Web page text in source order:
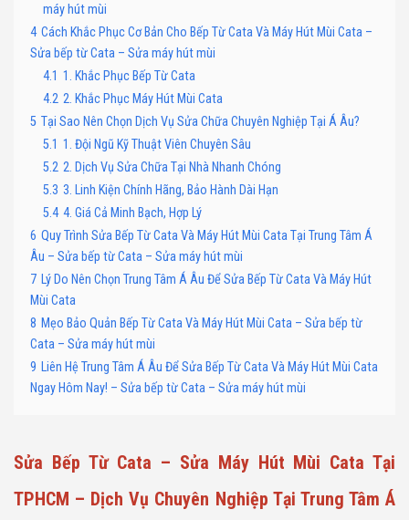
máy hút mùi
4 Cách Khắc Phục Cơ Bản Cho Bếp Từ Cata Và Máy Hút Mùi Cata –
Sửa bếp từ Cata – Sửa máy hút mùi
4.1 1. Khắc Phục Bếp Từ Cata
4.2 2. Khắc Phục Máy Hút Mùi Cata
5 Tại Sao Nên Chọn Dịch Vụ Sửa Chữa Chuyên Nghiệp Tại Á Âu?
5.1 1. Đội Ngũ Kỹ Thuật Viên Chuyên Sâu
5.2 2. Dịch Vụ Sửa Chữa Tại Nhà Nhanh Chóng
5.3 3. Linh Kiện Chính Hãng, Bảo Hành Dài Hạn
5.4 4. Giá Cả Minh Bạch, Hợp Lý
6 Quy Trình Sửa Bếp Từ Cata Và Máy Hút Mùi Cata Tại Trung Tâm Á
Âu – Sửa bếp từ Cata – Sửa máy hút mùi
7 Lý Do Nên Chọn Trung Tâm Á Âu Để Sửa Bếp Từ Cata Và Máy Hút
Mùi Cata
8 Mẹo Bảo Quản Bếp Từ Cata Và Máy Hút Mùi Cata – Sửa bếp từ
Cata – Sửa máy hút mùi
9 Liên Hệ Trung Tâm Á Âu Để Sửa Bếp Từ Cata Và Máy Hút Mùi Cata
Ngay Hôm Nay! – Sửa bếp từ Cata – Sửa máy hút mùi
Sửa Bếp Từ Cata – Sửa Máy Hút Mùi Cata Tại
TPHCM – Dịch Vụ Chuyên Nghiệp Tại Trung Tâm Á